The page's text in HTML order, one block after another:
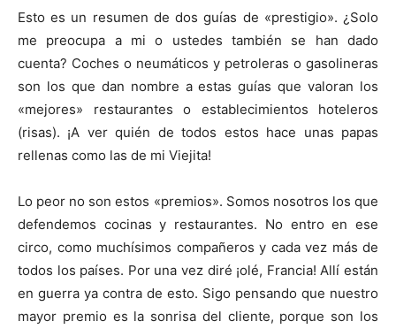
Esto es un resumen de dos guías de «prestigio». ¿Solo
me preocupa a mi o ustedes también se han dado
cuenta? Coches o neumáticos y petroleras o gasolineras
son los que dan nombre a estas guías que valoran los
«mejores» restaurantes o establecimientos hoteleros
(risas). ¡A ver quién de todos estos hace unas papas
rellenas como las de mi Viejita!
Lo peor no son estos «premios». Somos nosotros los que
defendemos cocinas y restaurantes. No entro en ese
circo, como muchísimos compañeros y cada vez más de
todos los países. Por una vez diré ¡olé, Francia! Allí están
en guerra ya contra de esto. Sigo pensando que nuestro
mayor premio es la sonrisa del cliente, porque son los